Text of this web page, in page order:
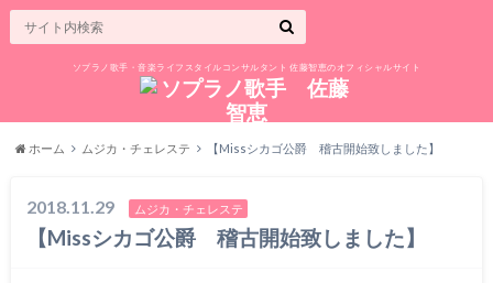
ソプラノ歌手・音楽ライフスタイルコンサルタント 佐藤智恵のオフィシャルサイト
ホーム ムジカ・チェレステ 【Missシカゴ公爵 稽古開始致しました】
2018.11.29 ムジカ・チェレステ
【Missシカゴ公爵 稽古開始致しました】